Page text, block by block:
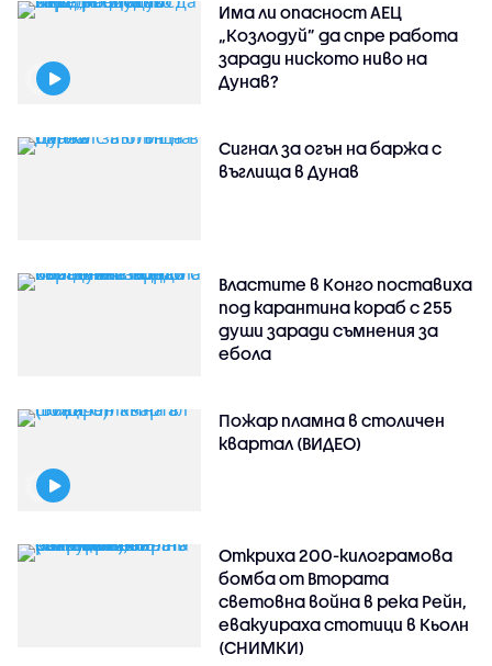
Има ли опасност АЕЦ
„Козлодуй” да спре работа
заради ниското ниво на
Дунав?
Сигнал за огън на баржа с
въглища в Дунав
Властите в Конго поставиха
под карантина кораб с 255
души заради съмнения за
ебола
Пожар пламна в столичен
квартал (ВИДЕО)
Откриха 200-килограмова
бомба от Втората
световна война в река Рейн,
евакуираха стотици в Кьолн
(СНИМКИ)